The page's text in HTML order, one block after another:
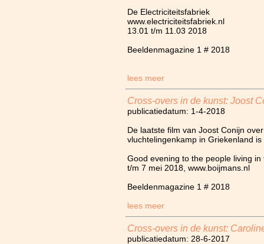
De Electriciteitsfabriek
www.electriciteitsfabriek.nl
13.01 t/m 11.03 2018
Beeldenmagazine 1 # 2018
lees meer
Cross-overs in de kunst: Joost
publicatiedatum: 1-4-2018
De laatste film van Joost Conijn
vluchtelingenkamp in Griekenland
Good evening to the people living in
t/m 7 mei 2018, www.boijmans.nl
Beeldenmagazine 1 # 2018
lees meer
Cross-overs in de kunst:
publicatiedatum: 28-6-2017